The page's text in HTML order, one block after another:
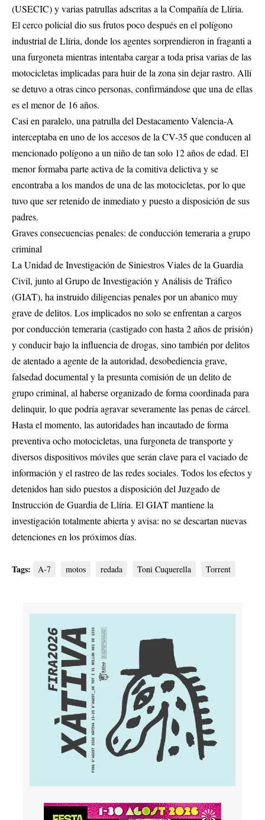
(USECIC) y varias patrullas adscritas a la Compañía de Llíria.
El cerco policial dio sus frutos poco después en el polígono
industrial de Llíria, donde los agentes sorprendieron in fraganti a
una furgoneta mientras intentaba cargar a toda prisa varias de las
motocicletas implicadas para huir de la zona sin dejar rastro. Allí
se detuvo a otras cinco personas, confirmándose que una de ellas
es el menor de 16 años.
Casi en paralelo, una patrulla del Destacamento Valencia-A
interceptaba en uno de los accesos de la CV-35 que conducen al
mencionado polígono a un niño de tan solo 12 años de edad. El
menor formaba parte activa de la comitiva delictiva y se
encontraba a los mandos de una de las motocicletas, por lo que
tuvo que ser retenido de inmediato y puesto a disposición de sus
padres.
Graves consecuencias penales: de conducción temeraria a grupo
criminal
La Unidad de Investigación de Siniestros Viales de la Guardia
Civil, junto al Grupo de Investigación y Análisis de Tráfico
(GIAT), ha instruido diligencias penales por un abanico muy
grave de delitos. Los implicados no solo se enfrentan a cargos
por conducción temeraria (castigado con hasta 2 años de prisión)
y conducir bajo la influencia de drogas, sino también por delitos
de atentado a agente de la autoridad, desobediencia grave,
falsedad documental y la presunta comisión de un delito de
grupo criminal, al haberse organizado de forma coordinada para
delinquir, lo que podría agravar severamente las penas de cárcel.
Hasta el momento, las autoridades han incautado de forma
preventiva ocho motocicletas, una furgoneta de transporte y
diversos dispositivos móviles que serán clave para el vaciado de
información y el rastreo de las redes sociales. Todos los efectos y
detenidos han sido puestos a disposición del Juzgado de
Instrucción de Guardia de Llíria. El GIAT mantiene la
investigación totalmente abierta y avisa: no se descartan nuevas
detenciones en los próximos días.
Tags: A-7 motos redada Toni Cuquerella Torrent